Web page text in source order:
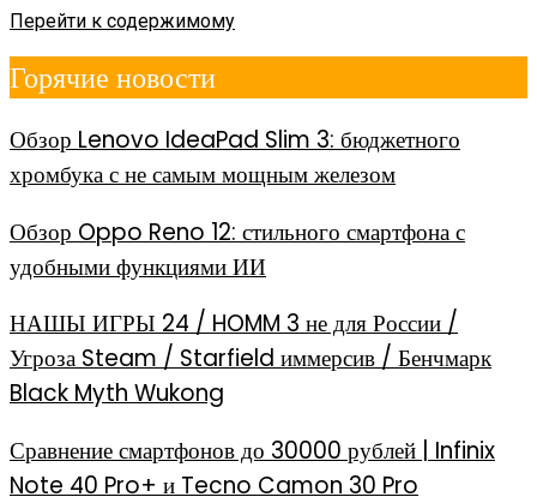
Перейти к содержимому
Горячие новости
Обзор Lenovo IdeaPad Slim 3: бюджетного
хромбука с не самым мощным железом
Обзор Oppo Reno 12: стильного смартфона с
удобными функциями ИИ
НАШЫ ИГРЫ 24 / HOMM 3 не для России /
Угроза Steam / Starfield иммерсив / Бенчмарк
Black Myth Wukong
Сравнение смартфонов до 30000 рублей | Infinix
Note 40 Pro+ и Tecno Camon 30 Pro